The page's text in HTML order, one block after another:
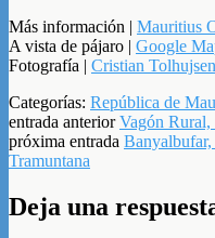
Más información | Mauritius
A vista de pájaro | Google
Fotografía | Cristian Tolhujsen
Categorías: República de
entrada anteriorVagón Rural,
próxima entrada Banyalbufar,
Tramuntana
Deja una